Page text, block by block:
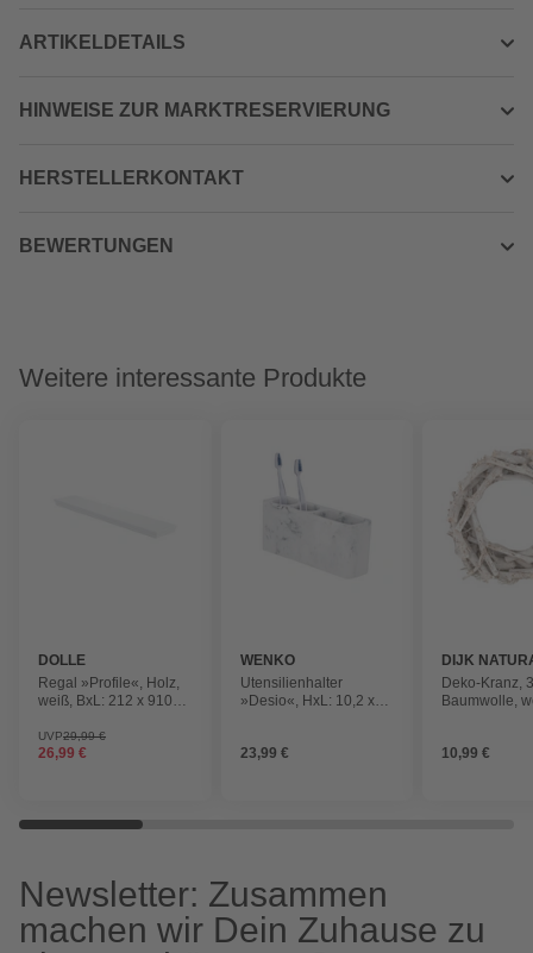
ARTIKELDETAILS
HINWEISE ZUR MARKTRESERVIERUNG
HERSTELLERKONTAKT
BEWERTUNGEN
Weitere interessante Produkte
DOLLE
Regal »Profile«, Holz,
weiß, BxL: 212 x 910
UVP29,99 €
26,99 €
WENKO
Utensilienhalter
»Desio«, HxL: 10,2 x
23,99 €
DIJK
Deko-Kranz,
Baumwolle,
10,99 €
Newsletter: Zusammen
machen wir Dein Zuhause zu